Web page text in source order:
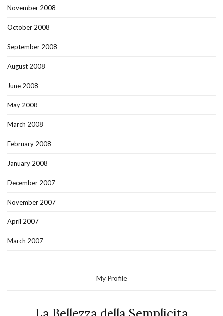
November 2008
October 2008
September 2008
August 2008
June 2008
May 2008
March 2008
February 2008
January 2008
December 2007
November 2007
April 2007
March 2007
My Profile